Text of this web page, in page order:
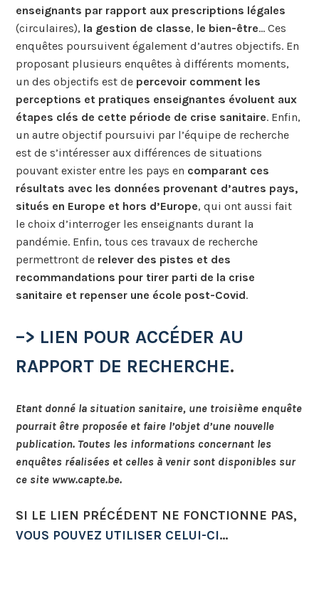
enseignants par rapport aux prescriptions légales
(circulaires), la gestion de classe, le bien-être… Ces
enquêtes poursuivent également d’autres objectifs. En
proposant plusieurs enquêtes à différents moments,
un des objectifs est de percevoir comment les
perceptions et pratiques enseignantes évoluent aux
étapes clés de cette période de crise sanitaire. Enfin,
un autre objectif poursuivi par l’équipe de recherche
est de s’intéresser aux différences de situations
pouvant exister entre les pays en comparant ces
résultats avec les données provenant d’autres pays,
situés en Europe et hors d’Europe, qui ont aussi fait
le choix d’interroger les enseignants durant la
pandémie. Enfin, tous ces travaux de recherche
permettront de relever des pistes et des
recommandations pour tirer parti de la crise
sanitaire et repenser une école post-Covid.
–> LIEN POUR ACCÉDER AU
RAPPORT DE RECHERCHE.
Etant donné la situation sanitaire, une troisième enquête
pourrait être proposée et faire l’objet d’une nouvelle
publication. Toutes les informations concernant les
enquêtes réalisées et celles à venir sont disponibles sur
ce site www.capte.be.
SI LE LIEN PRÉCÉDENT NE FONCTIONNE PAS,
VOUS POUVEZ UTILISER CELUI-CI…